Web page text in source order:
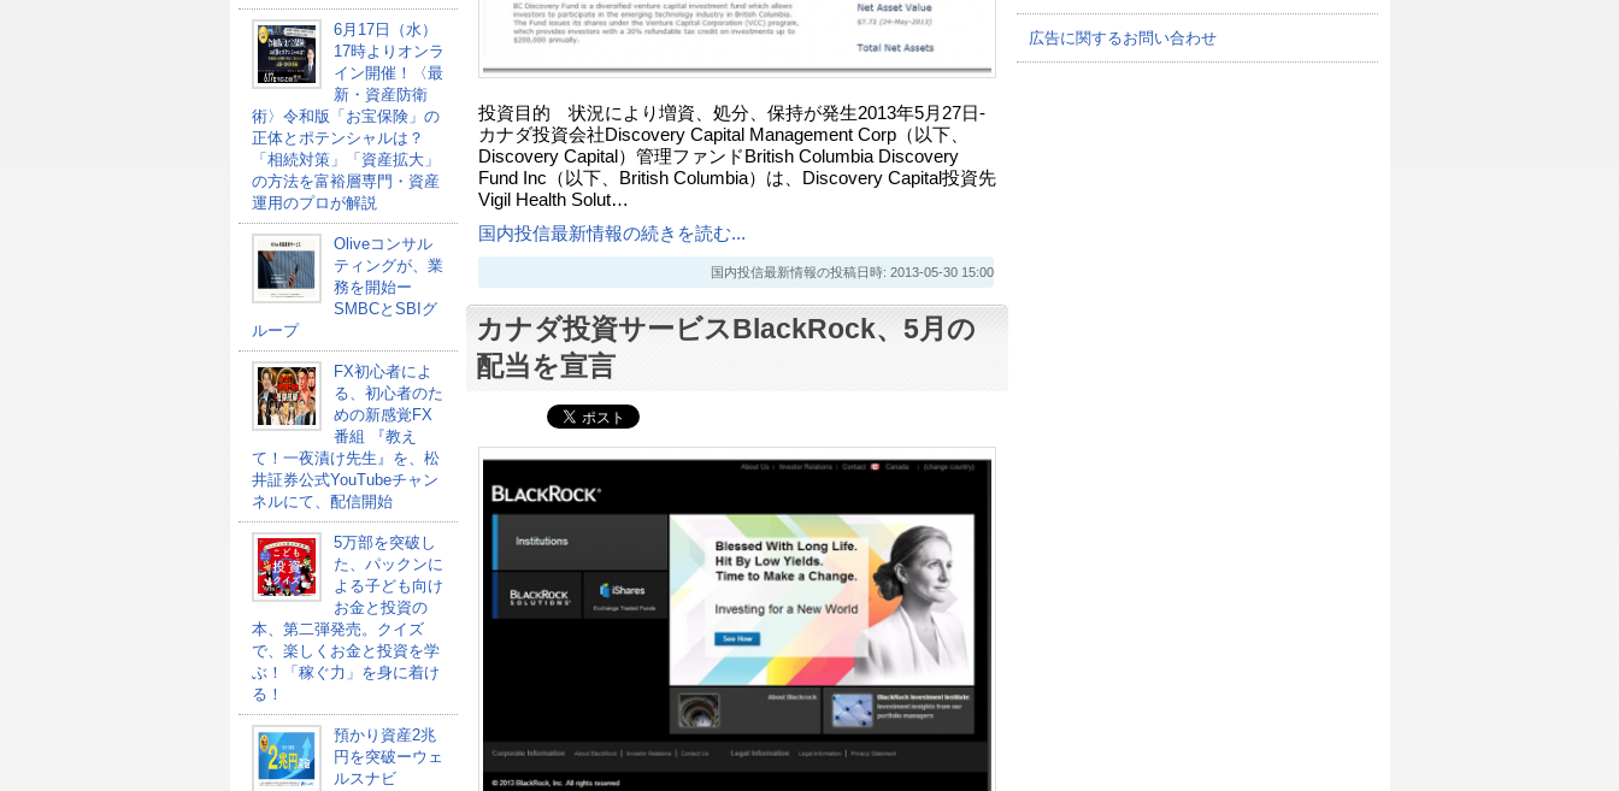
6月17日（水）
17時よりオンラ
イン開催！〈最
新・資産防衛
術〉令和版「お宝保険」の
正体とポテンシャルは？
「相続対策」「資産拡大」
の方法を富裕層専門・資産
運用のプロが解説
Oliveコンサル
ティングが、業
務を開始ー
SMBCとSBIグ
ループ
FX初心者によ
る、初心者のた
めの新感覚FX
番組 『教え
て！一夜漬け先生』を、松
井証券公式YouTubeチャン
ネルにて、配信開始
5万部を突破し
た、パックンに
よる子ども向け
お金と投資の
本、第二弾発売。クイズ
で、楽しくお金と投資を学
ぶ！「稼ぐ力」を身に着け
る！
預かり資産2兆
円を突破ーウェ
ルスナビ
投資目的 状況により増資、処分、保持が発生2013年5月27日-
カナダ投資会社Discovery Capital Management Corp（以下、
Discovery Capital）管理ファンドBritish Columbia Discovery
Fund Inc（以下、British Columbia）は、Discovery Capital投資先
Vigil Health Solut…
国内投信最新情報の続きを読む...
国内投信最新情報の投稿日時: 2013-05-30 15:00
カナダ投資サービスBlackRock、5月の
配当を宣言
広告に関するお問い合わせ